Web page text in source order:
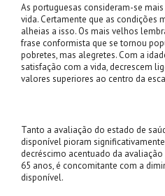
As portuguesas consideram-se
vida. Certamente que as condições
alheias a isso. Os mais velhos
frase conformista que se tornou
pobretes, mas alegretes. Com a
satisfação com a vida, decrescem
valores superiores ao centro da
Tanto a avaliação do estado de
disponível pioram
decréscimo acentuado da
65 anos, é concomitante com a
disponível.